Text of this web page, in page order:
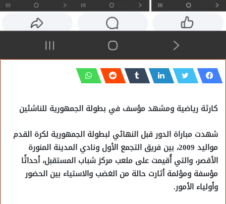
كارثة رياضية ومشهد مؤسف في بطولة الجمهورية للناشئين
شهدت مباراة الدور قبل النهائي لبطولة الجمهورية لكرة القدم
مواليد 2009، بين فريق التجمع الأول ونادي المدينة المنورة
الأقصر، والتي أُقيمت على ملعب مركز شباب المستقبل، أحداثًا
مؤسفة ومؤلمة أثارت حالة من الغضب والاستياء بين الحضور
وأولياء الأمور.